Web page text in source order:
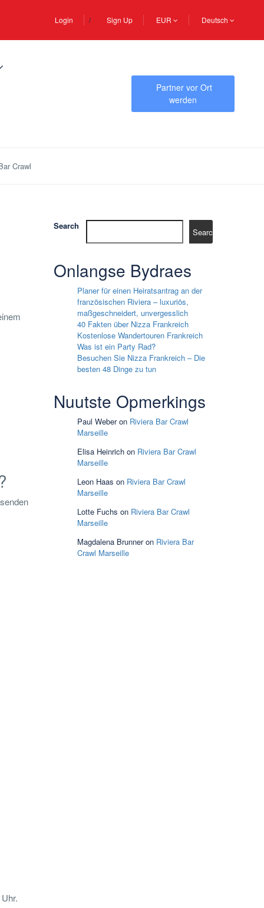
Login Sign Up EUR Deutsch
Partner vor Ort
werden
Crawl
Search
Search
Onlangse Bydraes
Planer für einen Heiratsantrag an der
französischen Riviera – luxuriös,
maßgeschneidert, unvergesslich
40 Fakten über Nizza Frankreich
Kostenlose Wandertouren Frankreich
Was ist ein Party Rad?
Besuchen Sie Nizza Frankreich – Die
besten 48 Dinge zu tun
Nuutste Opmerkings
Paul Weberon Riviera Bar Crawl
Marseille
Elisa Heinrich on Riviera Bar Crawl
Marseille
Leon Haas on Riviera Bar Crawl
Marseille
Lotte Fuchs on Riviera Bar Crawl
Marseille
Magdalena Brunneron Riviera Bar
Crawl Marseille